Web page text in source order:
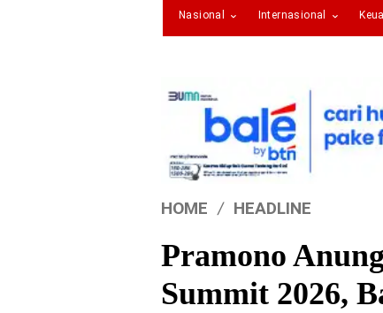
Nasional Internasional
HOME HEADLINE
Pramono
Summit 2026,